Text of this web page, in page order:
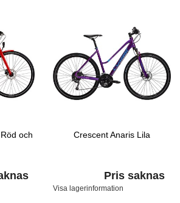
och
Crescent Anaris Lila
Pris saknas
Visa lagerinformation